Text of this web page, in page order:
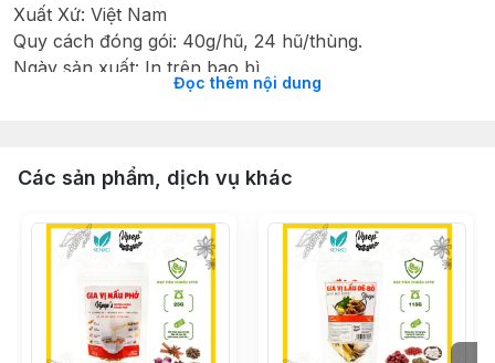
Xuất Xứ: Việt Nam
Quy cách đóng gói: 40g/hũ, 24 hũ/thùng.
Ngày sản xuất: In trên bao bì
Hạn sử dụng: 18 tháng
lạnh, tránh ánh nắng trực tiếp.
hoặc dùng để làm bánh.
Đọc thêm nội dung
Các sản phẩm, dịch vụ khác